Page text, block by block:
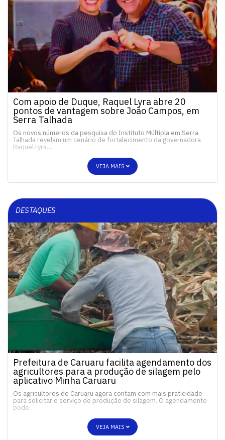
Com apoio de Duque, Raquel Lyra abre 20
pontos de vantagem sobre João Campos, em
Serra Talhada
Os novos números da pesquisa do Instituto Múltipla em Serra
Talhada revelam um cenário de fortalecimento da governadora
Raquel Lyra…
VEJA MAIS
DESTAQUES
Prefeitura de Caruaru facilita agendamento dos
agricultores para a produção de silagem pelo
aplicativo Minha Caruaru
Os agricultores de Caruaru agora contam com mais praticidade
para solicitar o serviço de produção de silagem. O agendamento
pode…
VEJA MAIS